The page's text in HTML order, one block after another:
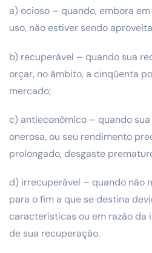
a) ocioso – quando, embora
uso, não estiver sendo
b) recuperável – quando sua
orçar, no âmbito, a cinqüenta
mercado;
c) antieconômico – quando
onerosa, ou seu rendimento
prolongado, desgaste
d) irrecuperável – quando não
para o fim a que se destina
características ou em razão da
de sua recuperação.